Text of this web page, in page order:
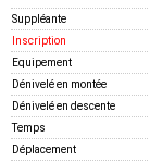
Suppléante
Inscription
Equipement
Dénivelé en montée
Dénivelé en descente
Temps
Déplacement